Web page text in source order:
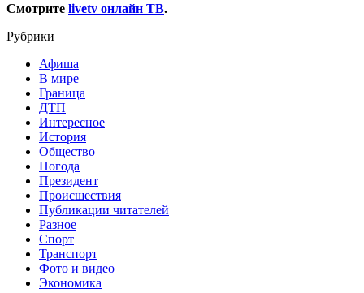
Смотрите livetv онлайн ТВ.
Рубрики
Афиша
В мире
Граница
ДТП
Интересное
История
Общество
Погода
Президент
Происшествия
Публикации читателей
Разное
Спорт
Транспорт
Фото и видео
Экономика